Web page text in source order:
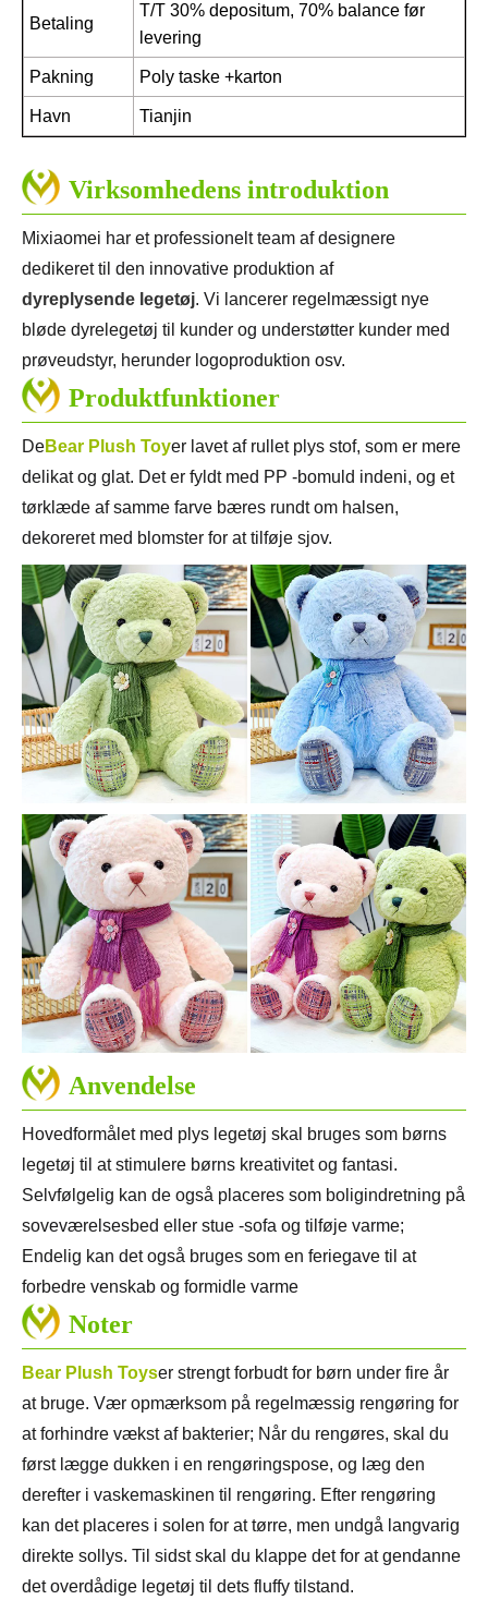
Betaling
T/T 30% depositum, 70% balance før
levering
Pakning Poly taske +karton
Havn Tianjin
Virksomhedens introduktion
Mixiaomei har et professionelt team af designere
dedikeret til den innovative produktion af
dyreplysende legetøj. Vi lancerer regelmæssigt nye
bløde dyrelegetøj til kunder og understøtter kunder med
prøveudstyr, herunder logoproduktion osv.
Produktfunktioner
DeBear Plush Toyer lavet af rullet plys stof, som er mere
delikat og glat. Det er fyldt med PP -bomuld indeni, og et
tørklæde af samme farve bæres rundt om halsen,
dekoreret med blomster for at tilføje sjov.
Anvendelse
Hovedformålet med plys legetøj skal bruges som børns
legetøj til at stimulere børns kreativitet og fantasi.
Selvfølgelig kan de også placeres som boligindretning på
soveværelsesbed eller stue -sofa og tilføje varme;
Endelig kan det også bruges som en feriegave til at
forbedre venskab og formidle varme
Noter
Bear Plush Toyser strengt forbudt for børn under fire år
at bruge. Vær opmærksom på regelmæssig rengøring for
at forhindre vækst af bakterier; Når du rengøres, skal du
først lægge dukken i en rengøringspose, og læg den
derefter i vaskemaskinen til rengøring. Efter rengøring
kan det placeres i solen for at tørre, men undgå langvarig
direkte sollys. Til sidst skal du klappe det for at gendanne
det overdådige legetøj til dets fluffy tilstand.